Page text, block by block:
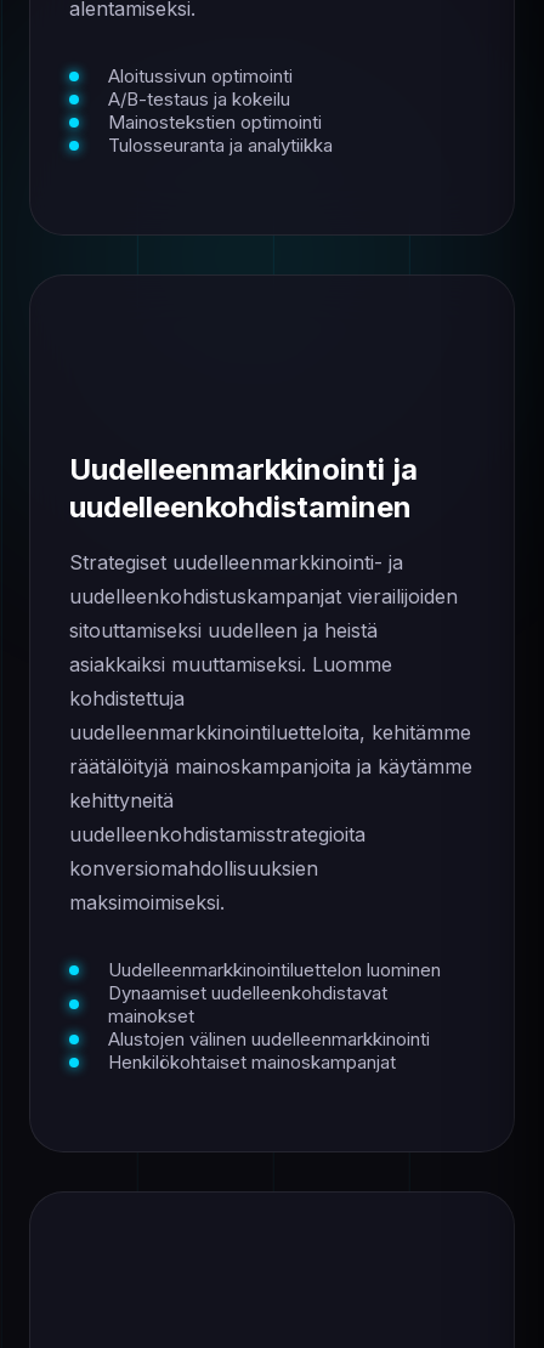
alentamiseksi.
Aloitussivun optimointi
A/B-testaus ja kokeilu
Mainostekstien optimointi
Tulosseuranta ja analytiikka
Uudelleenmarkkinointi ja
uudelleenkohdistaminen
Strategiset uudelleenmarkkinointi- ja
uudelleenkohdistuskampanjat vierailijoiden
sitouttamiseksi uudelleen ja heistä
asiakkaiksi muuttamiseksi. Luomme
kohdistettuja
uudelleenmarkkinointiluetteloita, kehitämme
räätälöityjä mainoskampanjoita ja käytämme
kehittyneitä
uudelleenkohdistamisstrategioita
konversiomahdollisuuksien
maksimoimiseksi.
Uudelleenmarkkinointiluettelon luominen
Dynaamiset uudelleenkohdistavat
mainokset
Alustojen välinen uudelleenmarkkinointi
Henkilökohtaiset mainoskampanjat